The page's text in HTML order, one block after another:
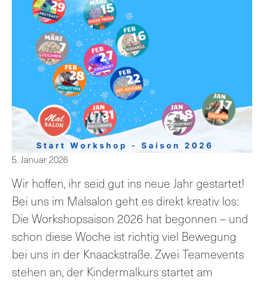
5. Januar 2026
Wir hoffen, ihr seid gut ins neue Jahr gestartet!
Bei uns im Malsalon geht es direkt kreativ los:
Die Workshopsaison 2026 hat begonnen – und
schon diese Woche ist richtig viel Bewegung
bei uns in der Knaackstraße. Zwei Teamevents
stehen an, der Kindermalkurs startet am